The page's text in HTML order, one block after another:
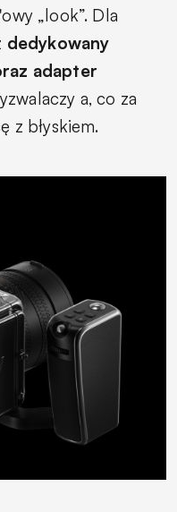
„look”. Dla
dedykowany
adapter
a, co za
z błyskiem.